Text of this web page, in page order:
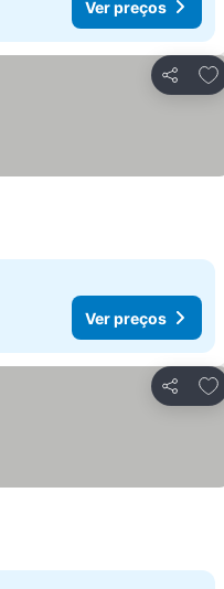
Ver preços
Partilhar
Ver preços
Partilhar